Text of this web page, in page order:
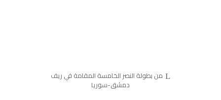
من بطولة النصر الخامسة المقامة في ريف
دمشق-سوريا